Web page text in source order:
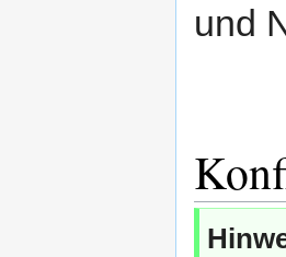
und